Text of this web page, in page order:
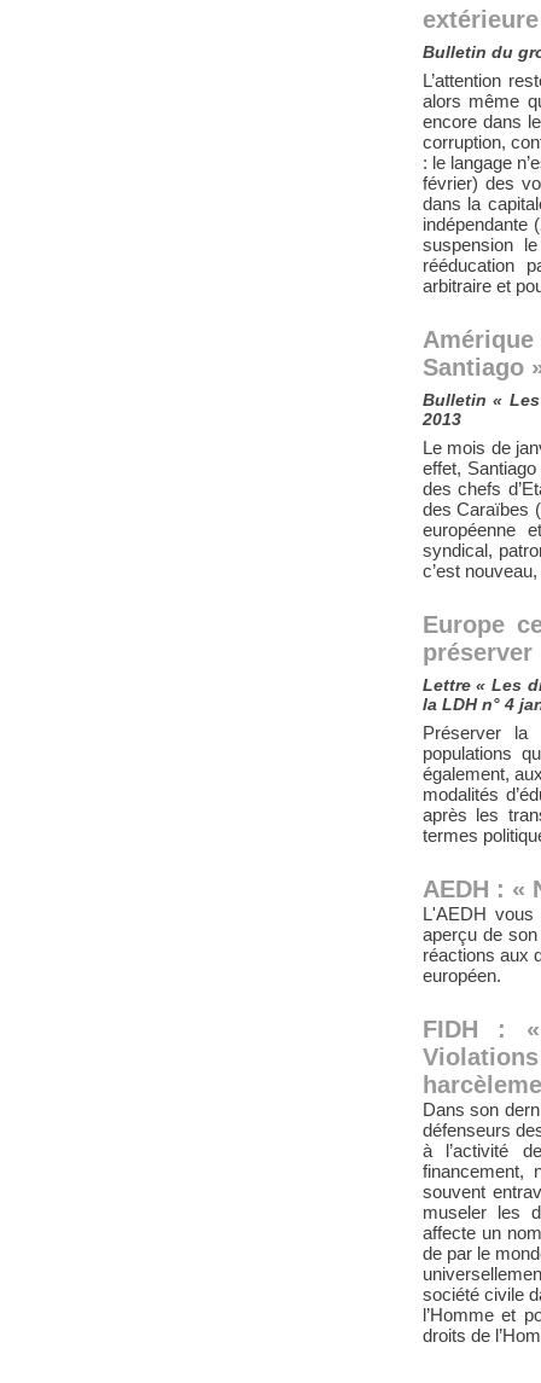
Bulletin du
L’attention
alors même
encore dans
corruption,
: le langage
février) des
dans la
indépendante
suspension
rééducation
arbitraire et
Santiago
Bulletin «
2013
Le mois de
effet,
des chefs
des Caraïbes
européenne
syndical,
c’est
Europe
préserver
Lettre « Les
la LDH n° 4
Préserver la
populations
également,
modalités
après les
termes
AEDH : «
L'AEDH
aperçu de
réactions aux
européen.
FIDH :
Dans son
défenseurs
à l’activité
financement,
souvent
museler les
affecte un
de par le
société civile
l’Homme et
droits de